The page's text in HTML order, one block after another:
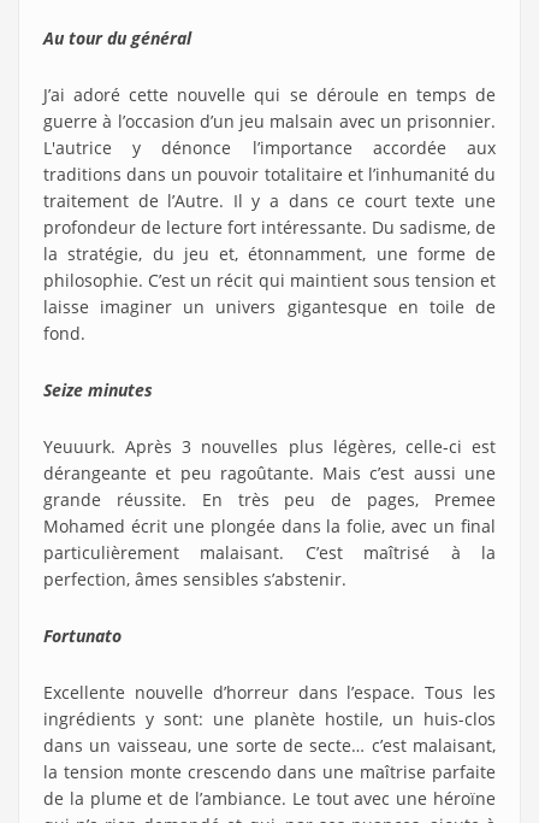
Au tour du général
J’ai adoré cette nouvelle qui se déroule en temps de
guerre à l’occasion d’un jeu malsain avec un prisonnier.
L'autrice y dénonce l’importance accordée aux
traditions dans un pouvoir totalitaire et l’inhumanité du
traitement de l’Autre. Il y a dans ce court texte une
profondeur de lecture fort intéressante. Du sadisme, de
la stratégie, du jeu et, étonnamment, une forme de
philosophie. C’est un récit qui maintient sous tension et
laisse imaginer un univers gigantesque en toile de
fond.
Seize minutes
Yeuuurk. Après 3 nouvelles plus légères, celle-ci est
dérangeante et peu ragoûtante. Mais c’est aussi une
grande réussite. En très peu de pages, Premee
Mohamed écrit une plongée dans la folie, avec un final
particulièrement malaisant. C’est maîtrisé à la
perfection, âmes sensibles s’abstenir.
Fortunato
Excellente nouvelle d’horreur dans l’espace. Tous les
ingrédients y sont: une planète hostile, un huis-clos
dans un vaisseau, une sorte de secte… c’est malaisant,
la tension monte crescendo dans une maîtrise parfaite
de la plume et de l’ambiance. Le tout avec une héroïne